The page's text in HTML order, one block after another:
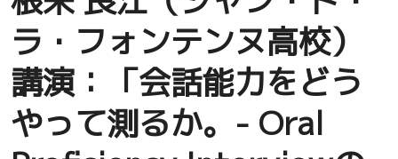
ラ・フォンテンヌ高校）
講演：「会話能力をどう
やって測るか。- Oral